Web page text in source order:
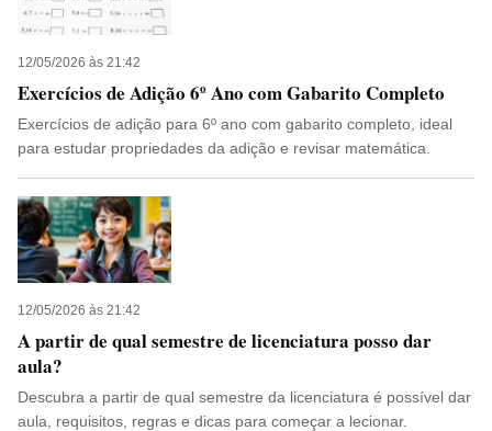
12/05/2026 às 21:42
Exercícios de Adição 6º Ano com Gabarito Completo
Exercícios de adição para 6º ano com gabarito completo, ideal
para estudar propriedades da adição e revisar matemática.
12/05/2026 às 21:42
A partir de qual semestre de licenciatura posso dar
aula?
Descubra a partir de qual semestre da licenciatura é possível dar
aula, requisitos, regras e dicas para começar a lecionar.